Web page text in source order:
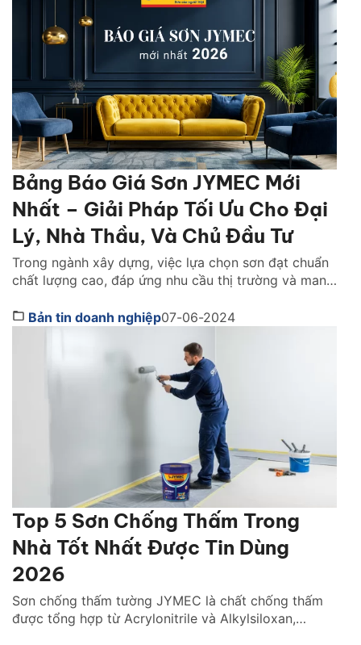
Bảng Báo Giá Sơn JYMEC Mới
Nhất – Giải Pháp Tối Ưu Cho Đại
Lý, Nhà Thầu, Và Chủ Đầu Tư
Trong ngành xây dựng, việc lựa chọn sơn đạt chuẩn
chất lượng cao, đáp ứng nhu cầu thị trường và mang
của đại lý phân phối, nhà thầu và chủ đầu tư. Công
Bản tin doanh nghiệp07-06-2024
Top 5 Sơn Chống Thấm Trong
Nhà Tốt Nhất Được Tin Dùng
2026
Sơn chống thấm tường JYMEC là chất chống thấm
được tổng hợp từ Acrylonitrile và Alkylsiloxan,